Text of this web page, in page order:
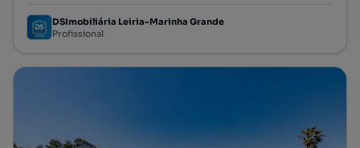
DSImobiliária Leiria-Marinha Grande
Profissional